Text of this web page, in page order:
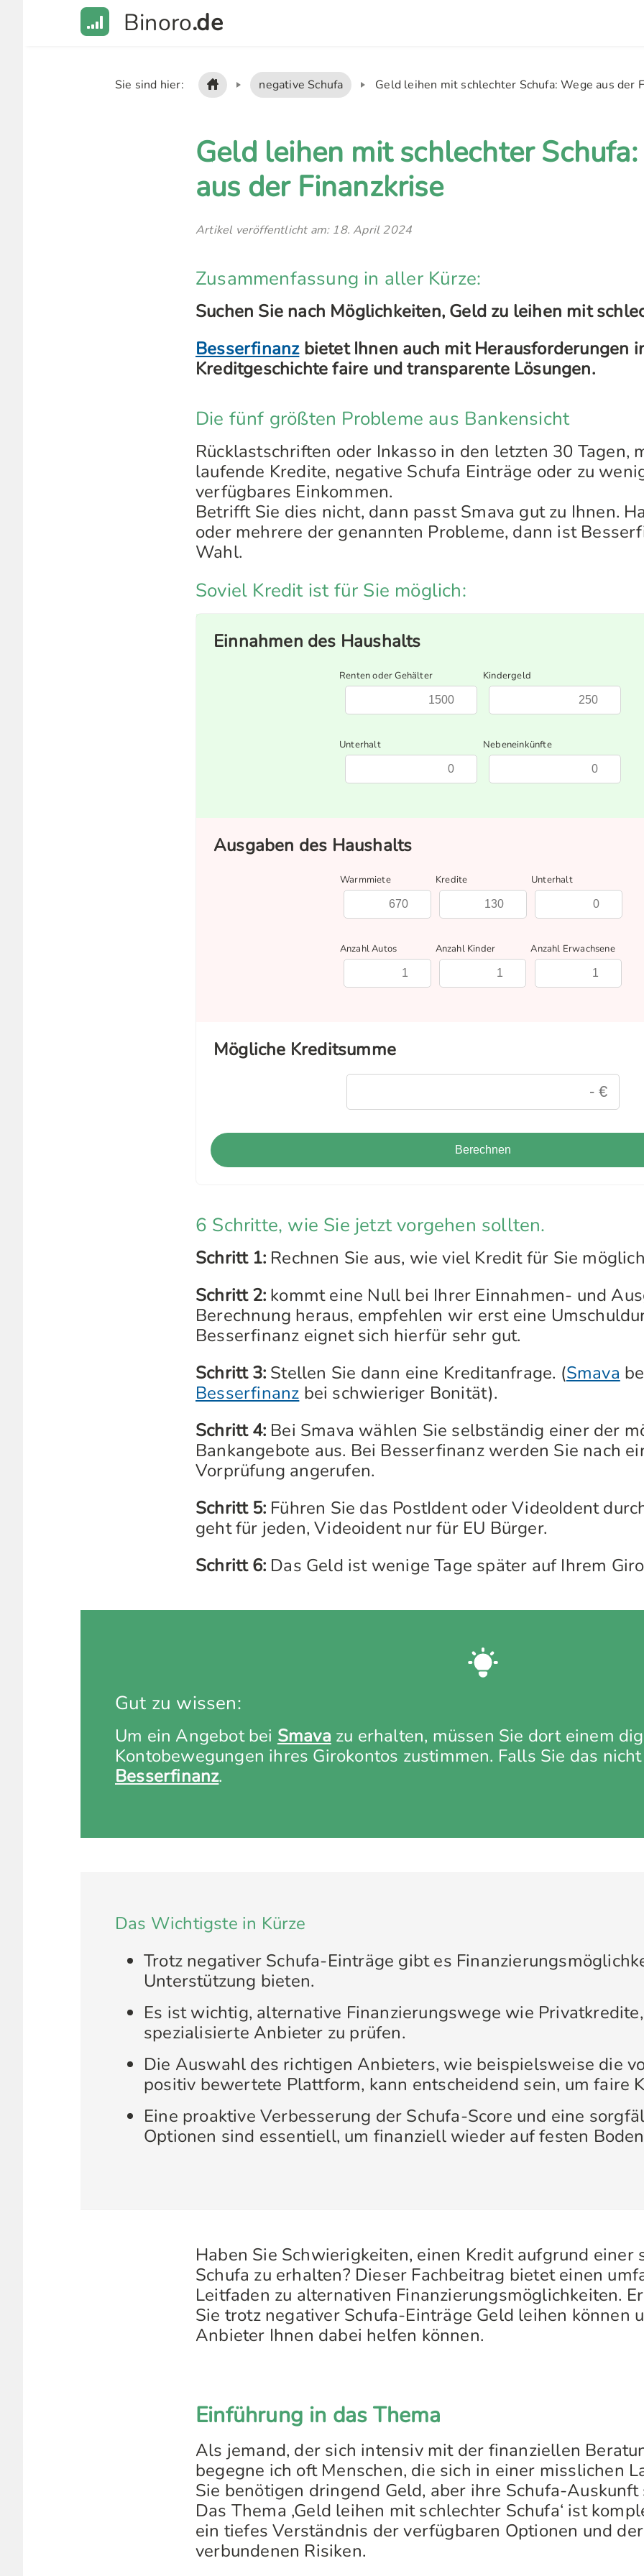
Binoro.de
Sie sind hier: negative Schufa Geld leihen mit schlechter Schufa: Wege aus der
Geld leihen mit schlechter
aus der Finanzkrise
Artikel veröffentlicht am: 18. April 2024
Zusammenfassung in aller Kürze:
Suchen Sie nach Möglichkeiten, Geld zu leihen mit
Besserfinanzbietet Ihnen auch mit Herausforderungen
Kreditgeschichte faire und transparente Lösungen.
Die fünf größten Probleme aus Bankensicht
Rücklastschriften oder Inkasso in den letzten 30 Tagen,
laufende Kredite, negative Schufa Einträge oder zu
verfügbares Einkommen.
Betrifft Sie dies nicht, dann passt Smava gut zu Ihnen.
oder mehrere der genannten Probleme, dann ist
Wahl.
Soviel Kredit ist für Sie möglich:
Einnahmen des Haushalts
Renten oder Gehälter Kindergeld
Unterhalt Nebeneinkünfte
Ausgaben des Haushalts
Warmmiete Kredite Unterhalt
Anzahl Autos Anzahl Kinder Anzahl Erwachsene
Mögliche Kreditsumme
Berechnen
6 Schritte, wie Sie jetzt vorgehen sollten.
Schritt 1: Rechnen Sie aus, wie viel Kredit für Sie
Schritt 2: kommt eine Null bei Ihrer Einnahmen- und
Berechnung heraus, empfehlen wir erst eine
Besserfinanz eignet sich hierfür sehr gut.
Schritt 3: Stellen Sie dann eine Kreditanfrage. (Smava
Besserfinanz bei schwieriger Bonität).
Schritt 4: Bei Smava wählen Sie selbständig einer der
Bankangebote aus. Bei Besserfinanz werden Sie nach
Vorprüfung angerufen.
Schritt 5: Führen Sie das PostIdent oder VideoIdent
geht für jeden, Videoident nur für EU Bürger.
Schritt 6: Das Geld ist wenige Tage später auf Ihrem
Gut zu wissen:
Um ein Angebot bei Smava zu erhalten, müssen Sie dort einem
Kontobewegungen ihres Girokontos zustimmen. Falls Sie das
Besserfinanz.
Das Wichtigste in Kürze
Trotz negativer Schufa-Einträge gibt es
Unterstützung bieten.
Es ist wichtig, alternative Finanzierungswege wie
spezialisierte Anbieter zu prüfen.
Die Auswahl des richtigen Anbieters, wie beispielsweise die
positiv bewertete Plattform, kann entscheidend sein, um faire
Eine proaktive Verbesserung der Schufa-Score und eine
Optionen sind essentiell, um finanziell wieder auf festen
Haben Sie Schwierigkeiten, einen Kredit aufgrund einer
Schufa zu erhalten? Dieser Fachbeitrag bietet einen
Leitfaden zu alternativen Finanzierungsmöglichkeiten.
Sie trotz negativer Schufa-Einträge Geld leihen können
Anbieter Ihnen dabei helfen können.
Einführung in das Thema
Als jemand, der sich intensiv mit der finanziellen
begegne ich oft Menschen, die sich in einer misslichen
Sie benötigen dringend Geld, aber ihre Schufa-
Das Thema ‚Geld leihen mit schlechter Schufa‘ ist
ein tiefes Verständnis der verfügbaren Optionen und
verbundenen Risiken.